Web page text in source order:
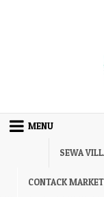
MENU
SEWA
CONTACK